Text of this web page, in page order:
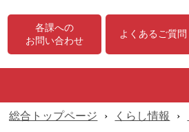
各課への
お問い合わせ
よくあるご質問
総合トップページ › くらし情報 ›